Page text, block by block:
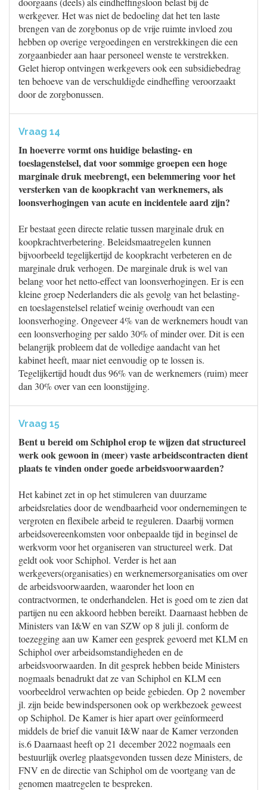
werkgever. Het was niet de bedoeling dat het ten laste
brengen van de zorgbonus op de vrije ruimte invloed zou
hebben op overige vergoedingen en verstrekkingen die een
zorgaanbieder aan haar personeel wenste te verstrekken.
Gelet hierop ontvingen werkgevers ook een subsidiebedrag
ten behoeve van de verschuldigde eindheffing veroorzaakt
door de zorgbonussen.
Vraag 14
In hoeverre vormt ons huidige belasting- en
toeslagenstelsel, dat voor sommige groepen een hoge
marginale druk meebrengt, een belemmering voor het
versterken van de koopkracht van werknemers, als
loonsverhogingen van acute en incidentele aard zijn?
Er bestaat geen directe relatie tussen marginale druk en
koopkrachtverbetering. Beleidsmaatregelen kunnen
bijvoorbeeld tegelijkertijd de koopkracht verbeteren en de
marginale druk verhogen. De marginale druk is wel van
belang voor het netto-effect van loonsverhogingen. Er is een
kleine groep Nederlanders die als gevolg van het belasting-
en toeslagenstelsel relatief weinig overhoudt van een
loonsverhoging. Ongeveer 4% van de werknemers houdt van
een loonsverhoging per saldo 30% of minder over. Dit is een
belangrijk probleem dat de volledige aandacht van het
kabinet heeft, maar niet eenvoudig op te lossen is.
Tegelijkertijd houdt dus 96% van de werknemers (ruim) meer
dan 30% over van een loonstijging.
Vraag 15
Bent u bereid om Schiphol erop te wijzen dat structureel
werk ook gewoon in (meer) vaste arbeidscontracten dient
plaats te vinden onder goede arbeidsvoorwaarden?
Het kabinet zet in op het stimuleren van duurzame
arbeidsrelaties door de wendbaarheid voor ondernemingen te
vergroten en flexibele arbeid te reguleren. Daarbij vormen
arbeidsovereenkomsten voor onbepaalde tijd in beginsel de
werkvorm voor het organiseren van structureel werk. Dat
geldt ook voor Schiphol. Verder is het aan
werkgevers(organisaties) en werknemersorganisaties om over
de arbeidsvoorwaarden, waaronder het loon en
contractvormen, te onderhandelen. Het is goed om te zien dat
partijen nu een akkoord hebben bereikt. Daarnaast hebben de
Ministers van I&W en van SZW op 8 juli jl. conform de
toezegging aan uw Kamer een gesprek gevoerd met KLM en
Schiphol over arbeidsomstandigheden en de
arbeidsvoorwaarden. In dit gesprek hebben beide Ministers
nogmaals benadrukt dat ze van Schiphol en KLM een
voorbeeldrol verwachten op beide gebieden. Op 2 november
jl. zijn beide bewindspersonen ook op werkbezoek geweest
op Schiphol. De Kamer is hier apart over geïnformeerd
middels de brief die vanuit I&W naar de Kamer verzonden
is.6 Daarnaast heeft op 21 december 2022 nogmaals een
bestuurlijk overleg plaatsgevonden tussen deze Ministers, de
FNV en de directie van Schiphol om de voortgang van de
genomen maatregelen te bespreken.